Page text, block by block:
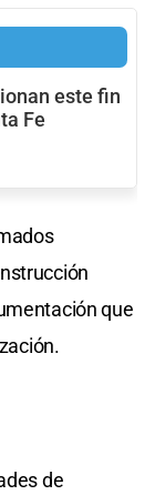
este fin
Fe
que
de